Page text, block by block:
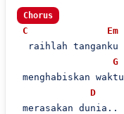
Chorus
C
Em
  raihlah tanganku
G
menghabiskan waktu
D
merasakan dunia..